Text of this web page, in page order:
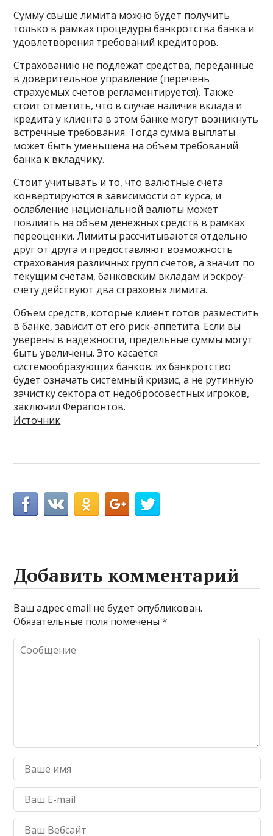
Сумму свыше лимита можно будет получить
только в рамках процедуры банкротства банка и
удовлетворения требований кредиторов.
Страхованию не подлежат средства, переданные
в доверительное управление (перечень
страхуемых счетов регламентируется). Также
стоит отметить, что в случае наличия вклада и
кредита у клиента в этом банке могут возникнуть
встречные требования. Тогда сумма выплаты
может быть уменьшена на объем требований
банка к вкладчику.
Стоит учитывать и то, что валютные счета
конвертируются в зависимости от курса, и
ослабление национальной валюты может
повлиять на объем денежных средств в рамках
переоценки. Лимиты рассчитываются отдельно
друг от друга и предоставляют возможность
страхования различных групп счетов, а значит по
текущим счетам, банковским вкладам и эскроу-
счету действуют два страховых лимита.
Объем средств, которые клиент готов разместить
в банке, зависит от его риск-аппетита. Если вы
уверены в надежности, предельные суммы могут
быть увеличены. Это касается
системообразующих банков: их банкротство
будет означать системный кризис, а не рутинную
зачистку сектора от недобросовестных игроков,
заключил Ферапонтов.
Источник
Добавить комментарий
Ваш адрес email не будет опубликован.
Обязательные поля помечены*